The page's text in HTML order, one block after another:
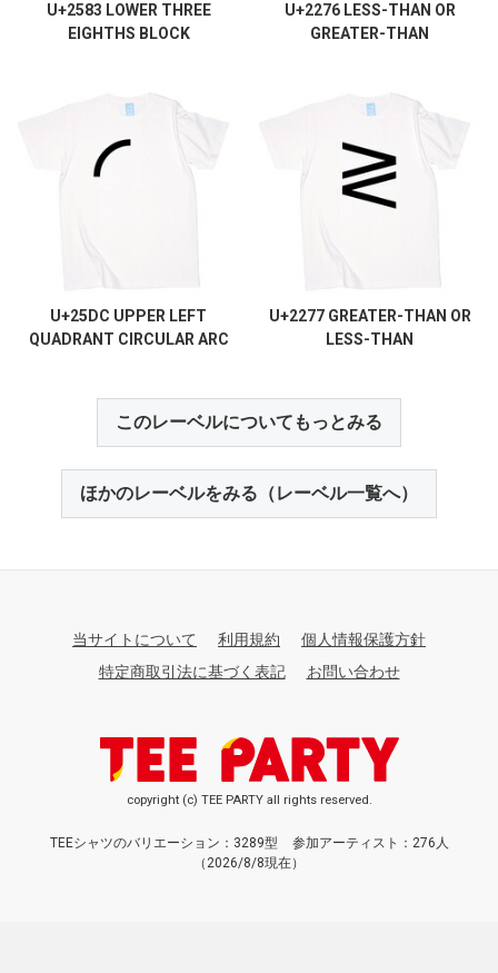
U+2583 LOWER THREE
EIGHTHS BLOCK
U+2276 LESS-THAN OR
GREATER-THAN
U+25DC UPPER LEFT
QUADRANT CIRCULAR ARC
U+2277 GREATER-THAN OR
LESS-THAN
このレーベルについてもっとみる
ほかのレーベルをみる（レーベル一覧へ）
当サイトについて 利用規約
個人情報保護方針
特定商取引法に基づく表記
お問い合わせ
copyright (c) TEE PARTY all rights reserved.
TEEシャツのバリエーション：3289型
参加アーティスト：276人
（2026/8/8現在）